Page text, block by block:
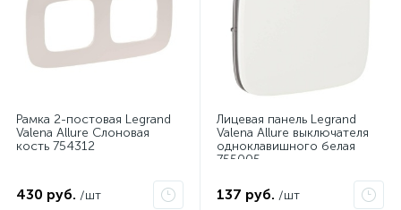
Рамка 2-постовая Legrand
Valena Allure Слоновая
кость 754312
430 руб. /шт
Лицевая панель Legrand
Valena Allure выключателя
одноклавишного белая
755005
137 руб. /шт